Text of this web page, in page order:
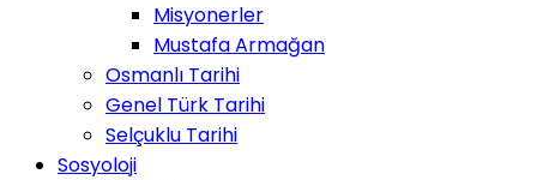
Misyonerler
Mustafa Armağan
Osmanlı Tarihi
Genel Türk Tarihi
Selçuklu Tarihi
Sosyoloji